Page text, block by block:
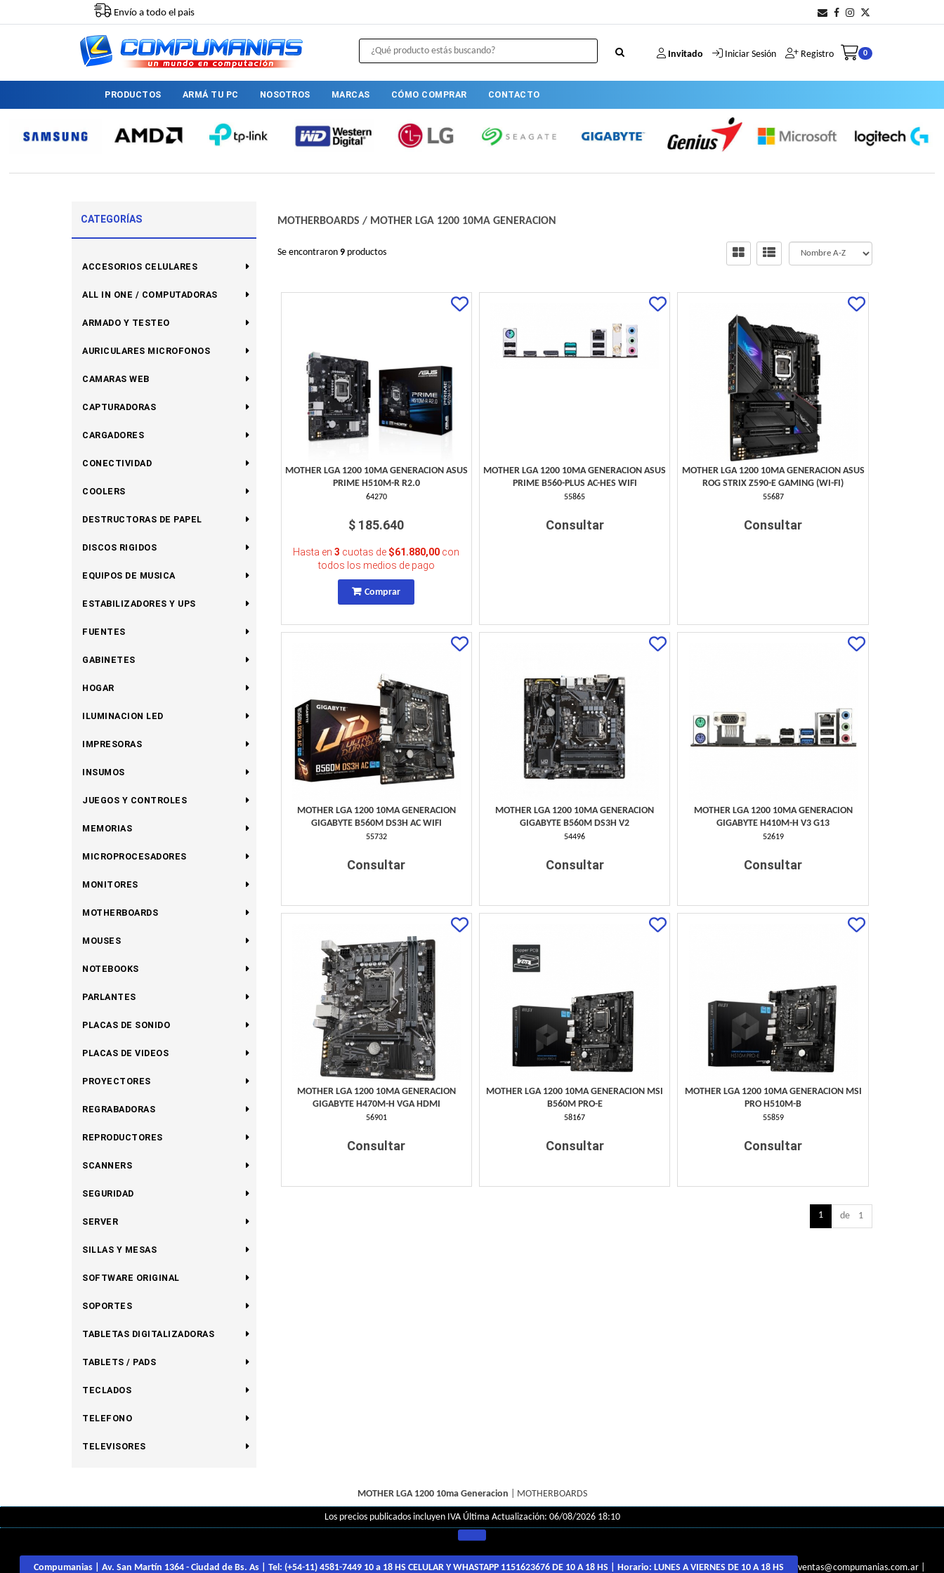
Invitado Iniciar Sesión Registro 0
PRODUCTOS ARMÁ TU PC NOSOTROS MARCAS CÓMO COMPRAR CONTACTO
Envío a todo el pais
CATEGORÍAS
ACCESORIOS CELULARES
ALL IN ONE / COMPUTADORAS
ARMADO Y TESTEO
AURICULARES MICROFONOS
CAMARAS WEB
CAPTURADORAS
CARGADORES
CONECTIVIDAD
COOLERS
DESTRUCTORAS DE PAPEL
DISCOS RIGIDOS
EQUIPOS DE MUSICA
ESTABILIZADORES Y UPS
FUENTES
GABINETES
HOGAR
ILUMINACION LED
IMPRESORAS
INSUMOS
JUEGOS Y CONTROLES
MEMORIAS
MICROPROCESADORES
MONITORES
MOTHERBOARDS
MOUSES
NOTEBOOKS
PARLANTES
PLACAS DE SONIDO
PLACAS DE VIDEOS
PROYECTORES
REGRABADORAS
REPRODUCTORES
SCANNERS
SEGURIDAD
SERVER
SILLAS Y MESAS
SOFTWARE ORIGINAL
SOPORTES
TABLETAS DIGITALIZADORAS
TABLETS / PADS
TECLADOS
TELEFONO
TELEVISORES
MOTHERBOARDS / MOTHER LGA 1200 10MA GENERACION
Se encontraron 9 productos
MOTHER LGA 1200 10MA GENERACION ASUS
PRIME H510M-R R2.0
64270
$ 185.640
Hasta en3 cuotas de $61.880,00 con
todos los medios de pago
Comprar
MOTHER LGA 1200 10MA GENERACION ASUS
PRIME B560-PLUS AC-HES WIFI
55865
Consultar
MOTHER LGA 1200 10MA GENERACION ASUS
ROG STRIX Z590-E GAMING (WI-FI)
55687
Consultar
MOTHER LGA 1200 10MA GENERACION
GIGABYTE B560M DS3H AC WIFI
55732
Consultar
MOTHER LGA 1200 10MA GENERACION
GIGABYTE B560M DS3H V2
54496
Consultar
MOTHER LGA 1200 10MA GENERACION
GIGABYTE H410M-H V3 G13
52619
Consultar
MOTHER LGA 1200 10MA GENERACION
GIGABYTE H470M-H VGA HDMI
56901
Consultar
MOTHER LGA 1200 10MA GENERACION MSI
B560M PRO-E
58167
Consultar
MOTHER LGA 1200 10MA GENERACION MSI
PRO H510M-B
55859
Consultar
1 de 1
MOTHER LGA 1200 10ma Generacion MOTHERBOARDS
Los precios publicados incluyen IVA Última Actualización: 06/08/2026 18:10
Compumanias | Av. San Martín 1364 - Ciudad de Bs. As | Tel: (+54-11) 4581-7449 10 a 18 HS CELULAR Y WHASTAPP 1151623676 DE 10 A 18 HS | Horario: LUNES A VIERNES DE 10 A 18 HS ventas@compumanias.com.ar|